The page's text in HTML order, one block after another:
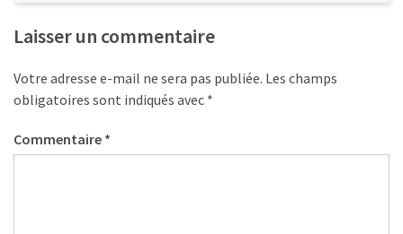
Laisser un commentaire
Votre adresse e-mail ne sera pas publiée. Les champs
obligatoires sont indiqués avec *
Commentaire *